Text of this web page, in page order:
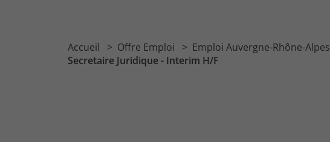
Accueil Offre Emploi Emploi Auvergne-Rhône-Alpes
Secretaire Juridique - Interim H/F